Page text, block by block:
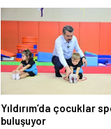
Yıldırım’da çocuklar
buluşuyor